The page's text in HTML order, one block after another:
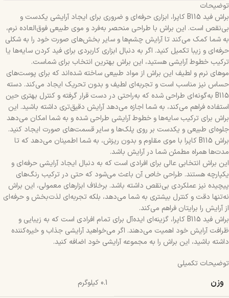
توضیحات
براش فید B115 کاپرا، ابزاری حرفه‌ای و ضروری برای ایجاد آرایشی یکدست و
بی‌نقص است. این براش با طراحی منحصر به‌فرد و موی طبیعی فوق‌العاده نرم،
به شما کمک می‌کند تا آرایش چشم‌ها و سایر بخش‌های صورت خود را به شکلی
حرفه‌ای و زیبا تکمیل کنید. اگر به دنبال ابزاری کاربردی برای فید کردن سایه‌ها یا
ترکیب خطوط آرایشی هستید، این براش بهترین انتخاب برای شماست.
موهای نرم و لطیف این براش از مواد طبیعی ساخته شده‌اند که برای پوست‌های
حساس نیز مناسب است و تجربه‌ای لطیف و بدون تحریک ایجاد می‌کند. دسته
B115 به‌گونه‌ای طراحی شده که به‌راحتی در دست قرار گرفته و کنترل بهتری حین
استفاده فراهم می‌کند، به شما اجازه می‌دهد آرایش دقیق‌تری داشته باشید. این
براش برای ترکیب سایه‌ها و خطوط آرایشی طراحی شده و به شما امکان می‌دهد
جلوه‌ای طبیعی و یکدست بر روی پلک‌ها و سایر قسمت‌های صورت ایجاد کنید.
براش B115 کاپرا با موی مقاوم و بدون ریزش، به شما اطمینان می‌دهد که تا
مدت‌ها همراه مطمئن شما در آرایش باشد.
این براش انتخابی عالی برای افرادی است که به دنبال ایجاد آرایشی حرفه‌ای و
یکپارچه هستند. طراحی خاص آن باعث می‌شود که حتی در ترکیب رنگ‌های
پیچیده نیز عملکردی بی‌نقص داشته باشد. برخلاف ابزارهای معمولی، این براش
نه‌تنها دقت و کنترل بیشتری به شما می‌دهد، بلکه تجربه‌ای لذت‌بخش و حرفه‌ای
از آرایش را برایتان فراهم می‌کند.
براش فید B115 کاپرا، گزینه‌ای ایده‌آل برای تمام افرادی است که به زیبایی و
ظرافت آرایش خود اهمیت می‌دهند. اگر می‌خواهید آرایشی جذاب و خیره‌کننده
داشته باشید، این براش را به مجموعه آرایشی خود اضافه کنید.
توضیحات تکمیلی
وزن 0.1 کیلوگرم